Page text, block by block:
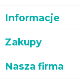
Informacje
Zakupy
Nasza firma